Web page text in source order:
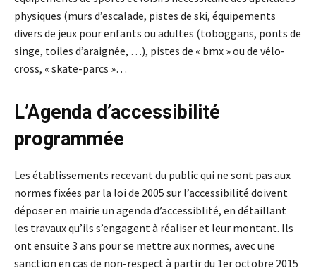
physiques (murs d’escalade, pistes de ski, équipements
divers de jeux pour enfants ou adultes (toboggans, ponts de
singe, toiles d’araignée, …), pistes de « bmx » ou de vélo-
cross, « skate-parcs »…
L’Agenda d’accessibilité
programmée
Les établissements recevant du public qui ne sont pas aux
normes fixées par la loi de 2005 sur l’accessibilité doivent
déposer en mairie un agenda d’accessiblité, en détaillant
les travaux qu’ils s’engagent à réaliser et leur montant. Ils
ont ensuite 3 ans pour se mettre aux normes, avec une
sanction en cas de non-respect à partir du 1er octobre 2015